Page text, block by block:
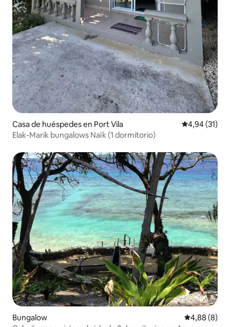
Casa de huéspedes en Port Vila Calificación
4,94 (31)
Elak-Marik bungalows Naïk (1 dormitorio)
Bungalow Calificación
4,88 (8)